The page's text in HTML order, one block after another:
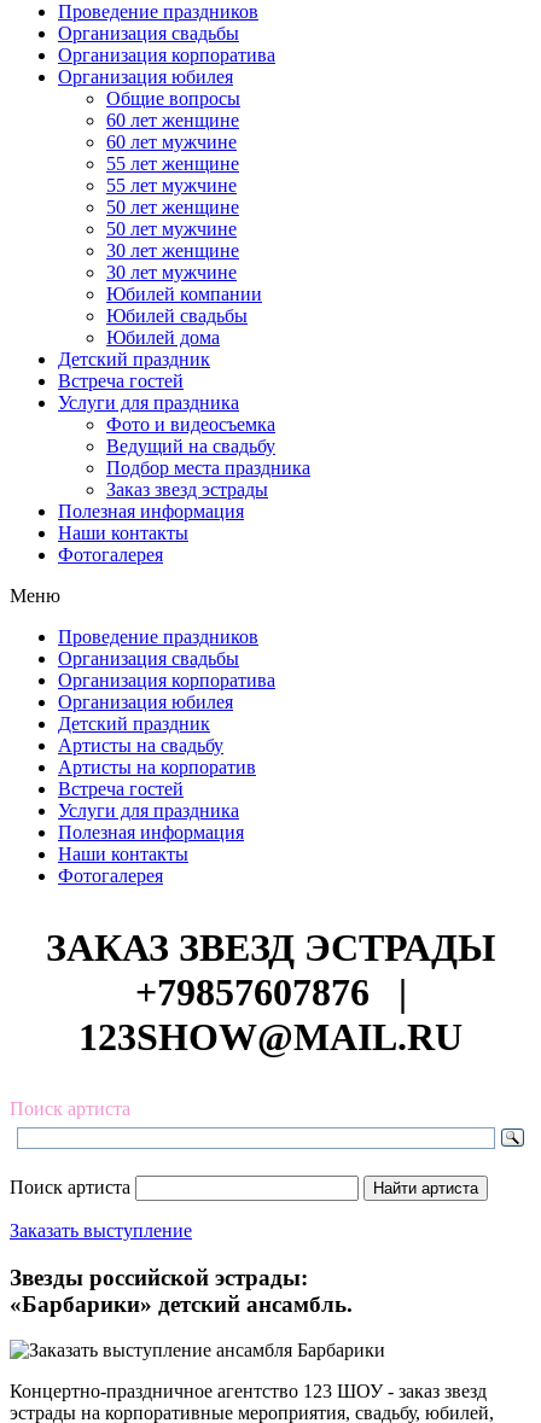
Проведение праздников
Организация свадьбы
Организация корпоратива
Организация юбилея
Общие вопросы
60 лет женщине
60 лет мужчине
55 лет женщине
55 лет мужчине
50 лет женщине
50 лет мужчине
30 лет женщине
30 лет мужчине
Юбилей компании
Юбилей свадьбы
Юбилей дома
Детский праздник
Встреча гостей
Услуги для праздника
Фото и видеосъемка
Ведущий на свадьбу
Подбор места праздника
Заказ звезд эстрады
Полезная информация
Наши контакты
Фотогалерея
Меню
Проведение праздников
Организация свадьбы
Организация корпоратива
Организация юбилея
Детский праздник
Артисты на свадьбу
Артисты на корпоратив
Встреча гостей
Услуги для праздника
Полезная информация
Наши контакты
Фотогалерея
ЗАКАЗ ЗВЕЗД ЭСТРАДЫ
+79857607876
|
123SHOW@MAIL.RU
Поиск артиста
Поиск артиста
Заказать выступление
Звезды российской эстрады:
«Барбарики» детский ансамбль.
Концертно-праздничное агентство 123 ШОУ - заказ звезд
эстрады на корпоративные мероприятия, свадьбу, юбилей,